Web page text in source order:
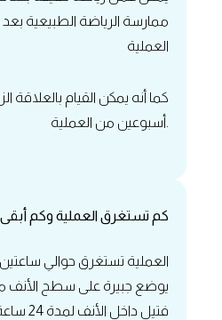
ممارسة الرياضة الطبيعية
العملية
‏كما أنه يمكن القيام بالعلاقة
‏كم تستغرق العملية وكم
العملية تستغرق حوالي
يوضع جبيرة على سطح الأنف
فتيل